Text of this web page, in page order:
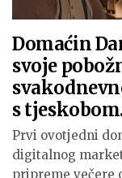
Domaćin
svoje
s
Prvi ovotjedni
digitalnog
pripreme večere